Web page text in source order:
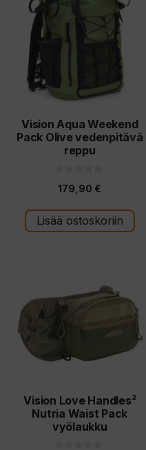
Vision Aqua Weekend
Pack Olive vedenpitävä
reppu
s
t
ä
179,90 €
Lisää ostoskoriin
Vision Love Handles²
Nutria Waist Pack
vyölaukku